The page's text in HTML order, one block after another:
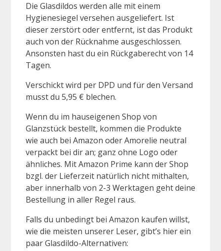
Die Glasdildos werden alle mit einem
Hygienesiegel versehen ausgeliefert. Ist
dieser zerstört oder entfernt, ist das Produkt
auch von der Rücknahme ausgeschlossen.
Ansonsten hast du ein Rückgaberecht von 14
Tagen.
Verschickt wird per DPD und für den Versand
musst du 5,95 € blechen.
Wenn du im hauseigenen Shop von
Glanzstück bestellt, kommen die Produkte
wie auch bei Amazon oder Amorelie neutral
verpackt bei dir an; ganz ohne Logo oder
ähnliches. Mit Amazon Prime kann der Shop
bzgl. der Lieferzeit natürlich nicht mithalten,
aber innerhalb von 2-3 Werktagen geht deine
Bestellung in aller Regel raus.
Falls du unbedingt bei Amazon kaufen willst,
wie die meisten unserer Leser, gibt’s hier ein
paar Glasdildo-Alternativen: